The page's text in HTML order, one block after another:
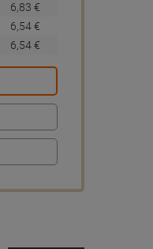
6,83 €
6,54€
6,54€